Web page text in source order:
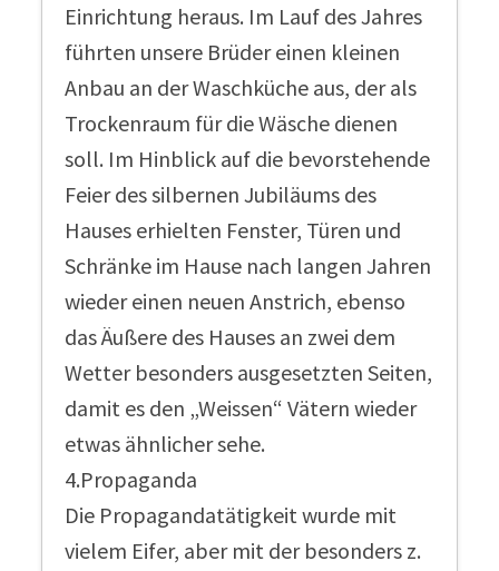
Einrichtung heraus. Im Lauf des Jahres
führten unsere Brüder einen kleinen
Anbau an der Waschküche aus, der als
Trockenraum für die Wäsche dienen
soll. Im Hinblick auf die bevorstehende
Feier des silbernen Jubiläums des
Hauses erhielten Fenster, Türen und
Schränke im Hause nach langen Jahren
wieder einen neuen Anstrich, ebenso
das Äußere des Hauses an zwei dem
Wetter besonders ausgesetzten Seiten,
damit es den „Weissen“ Vätern wieder
etwas ähnlicher sehe.
4.Propaganda
Die Propagandatätigkeit wurde mit
vielem Eifer, aber mit der besonders z.